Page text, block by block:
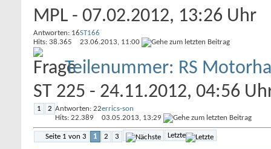
MPL - 07.02.2012, 13:26 Uhr
Antworten: 16
Hits: 38.365
ST166
23.06.2013, 11:00
Teilenummer: RS
ST 225 - 24.11.2012, 04:56
1 2 Antworten: 22
Hits: 22.389
errics-son
03.05.2013, 13:29
Seite 1 von 3 1 2 3 Letzte